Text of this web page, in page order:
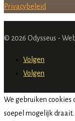
Privacybeleid
© 2026 Odysseus -
Volgen
Volgen
We gebruiken cookies
soepel mogelijk